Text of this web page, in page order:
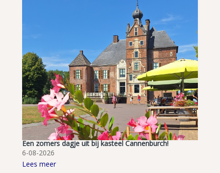
Een zomers dagje uit bij kasteel Cannenburch!
6-08-2026
Lees meer